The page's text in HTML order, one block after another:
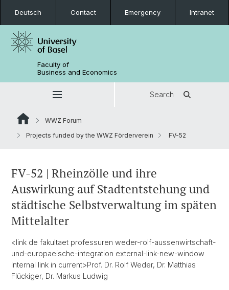
Deutsch Contact Emergency Intranet
Faculty of
Business and Economics
Search
WWZ Forum
Projects funded by the WWZ Förderverein
FV-52
FV-52 | Rheinzölle und ihre
Auswirkung auf Stadtentstehung und
städtische Selbstverwaltung im späten
Mittelalter
<link de fakultaet professuren weder-rolf-aussenwirtschaft-
und-europaeische-integration external-link-new-window
internal link in current>Prof. Dr. Rolf Weder, Dr. Matthias
Flückiger, Dr. Markus Ludwig